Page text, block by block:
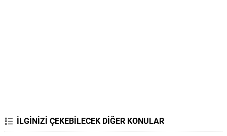
İLGİNİZİ ÇEKEBİLECEK DİĞER KONULAR